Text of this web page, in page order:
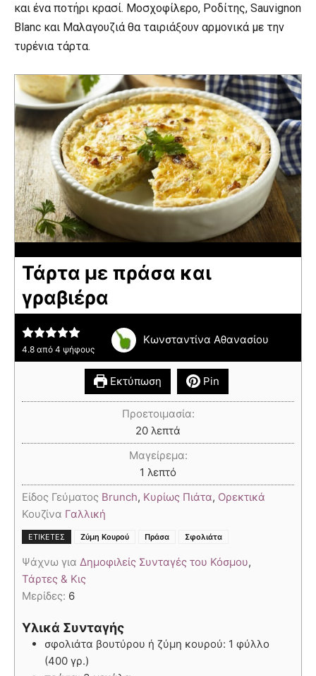
και ένα ποτήρι κρασί. Μοσχοφίλερο, Ροδίτης, Sauvignon
Blanc και Μαλαγουζιά θα ταιριάξουν αρμονικά με την
τυρένια τάρτα.
Τάρτα με πράσα και
γραβιέρα
4.8 από 4 ψήφους
Κωνσταντίνα Αθανασίου
Εκτύπωση Pin
Προετοιμασία:
20 λεπτά
Μαγείρεμα:
1 λεπτό
Είδος Γεύματος Brunch, Κυρίως Πιάτα, Ορεκτικά
Κουζίνα Γαλλική
ΕΤΙΚΈΤΕΣ Ζύμη Κουρού Πράσα Σφολιάτα
Ψάχνω για Δημοφιλείς Συνταγές του Κόσμου,
Τάρτες & Κις
Μερίδες: 6
Υλικά Συνταγής
σφολιάτα βουτύρου ή ζύμη κουρού: 1 φύλλο
(400 γρ.)